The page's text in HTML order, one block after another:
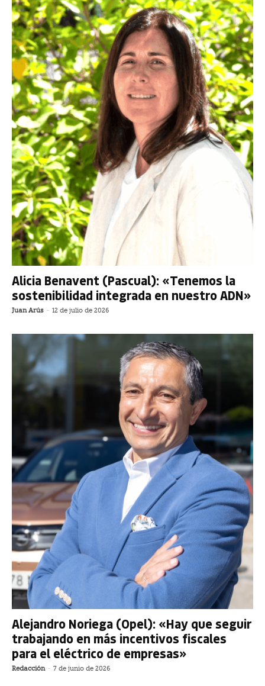
Alicia Benavent (Pascual): «Tenemos la
sostenibilidad integrada en nuestro ADN»
Juan Arús - 12 de julio de 2026
Alejandro Noriega (Opel): «Hay que seguir
trabajando en más incentivos fiscales
para el eléctrico de empresas»
Redacción - 7 de junio de 2026